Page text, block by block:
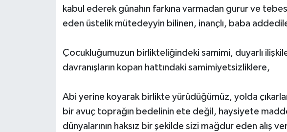
kabul ederek günahın farkına varmadan gurur ve
eden üstelik mütedeyyin bilinen, inançlı, baba
Çocukluğumuzun birlikteliğindeki samimi, duyarlı
davranışların kopan hattındaki samimiyetsizliklere,
Abi yerine koyarak birlikte yürüdüğümüz, yolda
bir avuç toprağın bedelinin ete değil, haysiyete
dünyalarının haksız bir şekilde sizi mağdur eden alış